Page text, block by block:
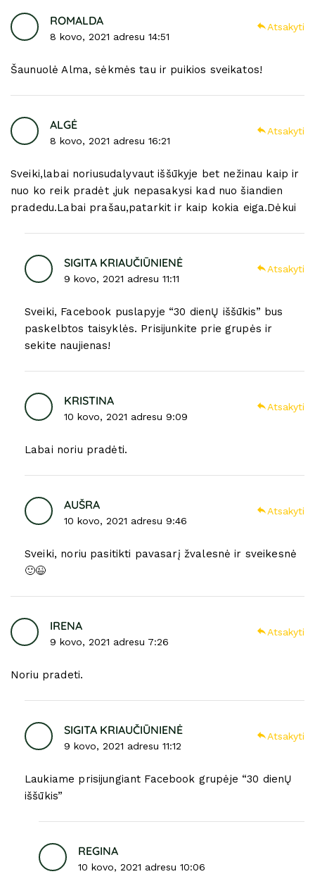
ROMALDA
8 kovo, 2021 adresu 14:51
Atsakyti
Šaunuolė Alma, sėkmės tau ir puikios sveikatos!
ALGĖ
8 kovo, 2021 adresu 16:21
Atsakyti
Sveiki,labai noriusudalyvaut iššūkyje bet nežinau kaip ir
nuo ko reik pradėt ,juk nepasakysi kad nuo šiandien
pradedu.Labai prašau,patarkit ir kaip kokia eiga.Dėkui
SIGITA KRIAUČIŪNIENĖ
9 kovo, 2021 adresu 11:11
Atsakyti
Sveiki, Facebook puslapyje “30 dienŲ iššūkis” bus
paskelbtos taisyklės. Prisijunkite prie grupės ir
sekite naujienas!
KRISTINA
10 kovo, 2021 adresu 9:09
Atsakyti
Labai noriu pradėti.
AUŠRA
10 kovo, 2021 adresu 9:46
Atsakyti
Sveiki, noriu pasitikti pavasarį žvalesnė ir sveikesnė
🙂😉
IRENA
9 kovo, 2021 adresu 7:26
Atsakyti
Noriu pradeti.
SIGITA KRIAUČIŪNIENĖ
9 kovo, 2021 adresu 11:12
Atsakyti
Laukiame prisijungiant Facebook grupėje “30 dienŲ
iššūkis”
REGINA
10 kovo, 2021 adresu 10:06